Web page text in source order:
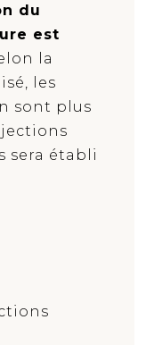
du
est
la
les
sont plus
sera établi